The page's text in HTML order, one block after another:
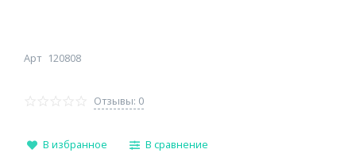
Арт 120808
Отзывы: 0
В избранное В сравнение